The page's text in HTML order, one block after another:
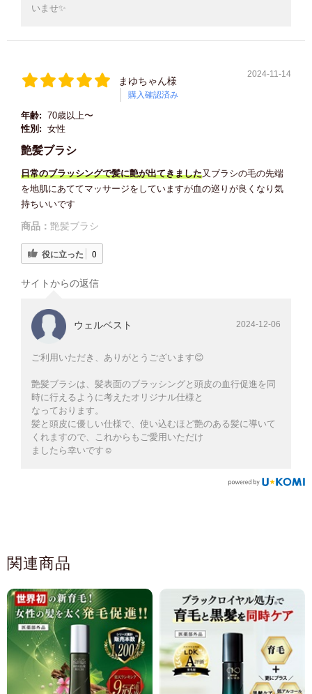
いませ✨️
まゆちゃん様
購入確認済み
2024-11-14
年齢: 70歳以上〜
性別: 女性
艶髪ブラシ
日常のブラッシングで髪に艶が出てきました又ブラシの毛の先端
を地肌にあててマッサージをしていますが血の巡りが良くなり気
持ちいいです
商品： 艶髪ブラシ
役に立った 0
サイトからの返信
ウェルベスト 2024-12-06
ご利用いただき、ありがとうございます😊
艶髪ブラシは、髪表面のブラッシングと頭皮の血行促進を同
時に行えるように考えたオリジナル仕様と
なっております。
髪と頭皮に優しい仕様で、使い込むほど艶のある髪に導いて
くれますので、これからもご愛用いただけ
ましたら幸いです☺️
関連商品